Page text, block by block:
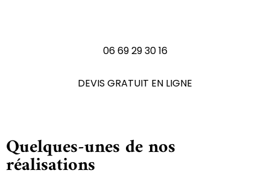
06 69 29 30 16
DEVIS GRATUIT EN LIGNE
Quelques-unes de nos
réalisations